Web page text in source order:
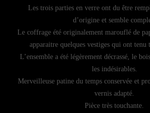
Les trois parties en verre ont du être
d’origine et semble
Le coffrage été originalement marouflé de
apparaitre quelques vestiges qui ont tenu
L’ensemble a été légèrement décrassé, le
les indésirables.
Merveilleuse patine du temps conservée et
vernis adapté.
Pièce très touchante.